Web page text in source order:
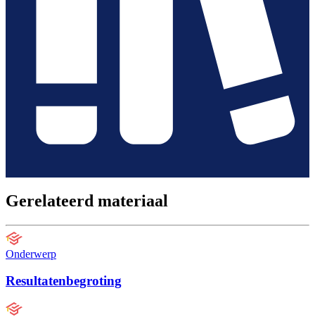
Gerelateerd materiaal
Onderwerp
Resultatenbegroting